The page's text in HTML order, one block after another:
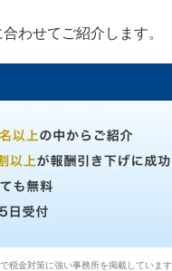
わせてご紹介します。
税金対策に強い事務所を掲載していま